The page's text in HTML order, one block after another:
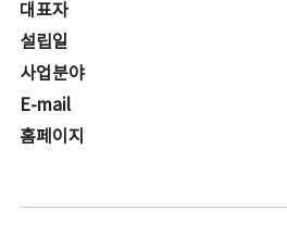
대표자
설립일
사업분야
E-mail
홈페이지